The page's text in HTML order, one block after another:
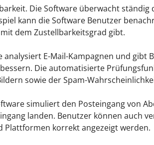
Die Software überwacht ständig
kann die Software Benutzer
dem Zustellbarkeitsgrad gibt.
E-Mail-Kampagnen und gibt
Die automatisierte
sowie der Spam-
simuliert den Posteingang von
landen. Benutzer können auch
Plattformen korrekt angezeigt werden.